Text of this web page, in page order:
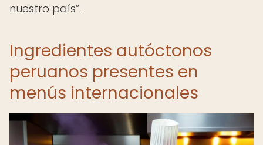
nuestro país .
Ingredientes autóctonos
peruanos presentes en
menús internacionales